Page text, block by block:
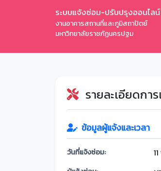
ระบบแจ้งซ่อม-ปรับปรุงออนไลน์
งานอาคารสถานที่และภูมิสถาปัตย์
มหาวิทยาลัยราชภัฏนครปฐม
รายละเอียดกา
ข้อมูลผู้แจ้งและเวลา
วันที่แจ้งซ่อม: